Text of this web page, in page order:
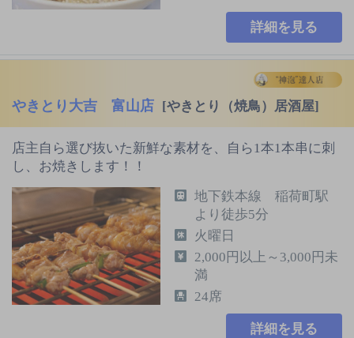
詳細を見る
やきとり大吉 富山店 [やきとり（焼鳥）居酒屋]
店主自ら選び抜いた新鮮な素材を、自ら1本1本串に刺
し、お焼きします！！
地下鉄本線 稲荷町駅
より徒歩5分
火曜日
2,000円以上～3,000円未
満
24席
詳細を見る